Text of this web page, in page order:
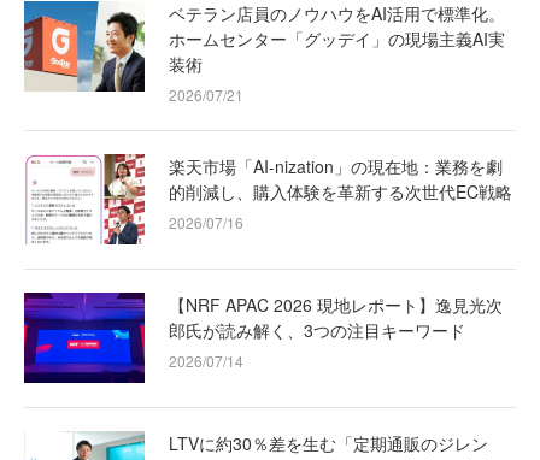
ベテラン店員のノウハウをAI活用で標準化。
ホームセンター「グッデイ」の現場主義AI実
装術
2026/07/21
楽天市場「AI-nization」の現在地：業務を劇
的削減し、購入体験を革新する次世代EC戦略
2026/07/16
【NRF APAC 2026 現地レポート】逸見光次
郎氏が読み解く、3つの注目キーワード
2026/07/14
LTVに約30％差を生む「定期通販のジレン